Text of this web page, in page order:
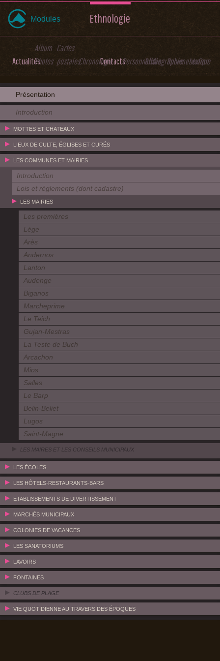
Modules Ethnologie
Actualités
Album
Photos
Cartes
postalesChronologieContactsPersonnalitésBibliographieDocumentation
Lexique
Présentation
Introduction
MOTTES ET CHATEAUX
LIEUX DE CULTE, ÉGLISES ET CURÉS
LES COMMUNES ET MAIRIES
Introduction
Lois et réglements (dont cadastre)
LES MAIRIES
Les premières
Lège
Arès
Andernos
Lanton
Audenge
Biganos
Marcheprime
Le Teich
Gujan-Mestras
La Teste de Buch
Arcachon
Mios
Salles
Le Barp
Belin-Beliet
Lugos
Saint-Magne
LES MAIRES ET LES CONSEILS MUNICIPAUX
LES ÉCOLES
LES HÔTELS-RESTAURANTS-BARS
ETABLISSEMENTS DE DIVERTISSEMENT
MARCHÉS MUNICIPAUX
COLONIES DE VACANCES
LES SANATORIUMS
LAVOIRS
FONTAINES
CLUBS DE PLAGE
VIE QUOTIDIENNE AU TRAVERS DES ÉPOQUES